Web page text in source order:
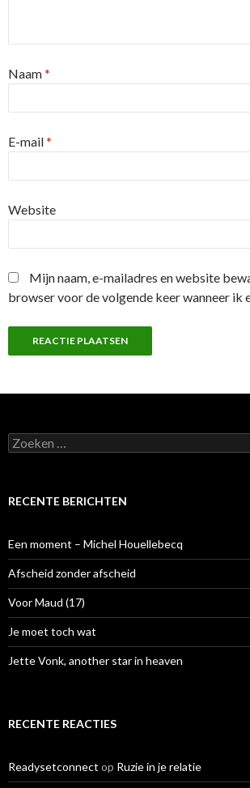
Naam*
E-mail*
Website
Mijn naam, e-mailadres en website
browser voor de volgende keer wanneer ik
Z
o
e
a
a
r
:
RECENTE BERICHTEN
Een moment – Michel Houellebecq
Afscheid zonder afscheid
Voor Maud (17)
Je moet toch wat
Jette Vonk, another star in heaven
RECENTE REACTIES
Readysetconnect op Ruzie in je relatie